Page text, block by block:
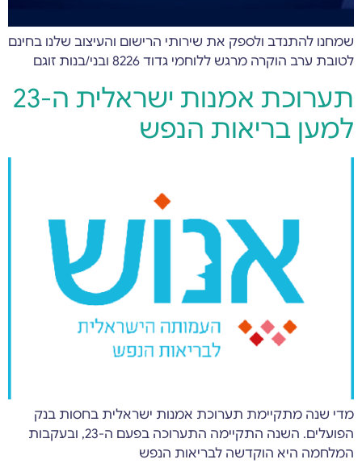
שמחנו להתנדב ולספק את שירותי הרישום והעיצוב שלנו בחינם
לטובת ערב הוקרה מרגש ללוחמי גדוד 8226 ובני/בנות זוגם
תערוכת אמנות ישראלית ה-23
למען בריאות הנפש
מדי שנה מתקיימת תערוכת אמנות ישראלית בחסות בנק
הפועלים. השנה התקיימה התערוכה בפעם ה-23, ובעקבות
המלחמה היא הוקדשה לבריאות הנפש